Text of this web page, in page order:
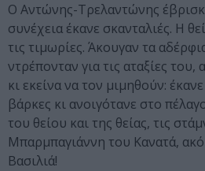
Ο Αντώνης-Τρελαντώνης
συνέχεια έκανε σκανταλιές. Η
τις τιμωρίες. Άκουγαν τα
ντρέπονταν για τις αταξίες του,
κι εκείνα να τον μιμηθούν:
βάρκες κι ανοιγότανε στο
του θείου και της θείας, τις
Μπαρμπαγιάννη του Κανατά,
Βασιλιά!